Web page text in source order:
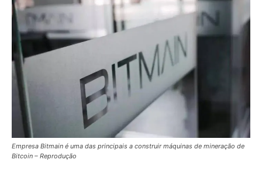
Empresa Bitmain é uma das principais a construir máquinas de mineração de
Bitcoin – Reprodução